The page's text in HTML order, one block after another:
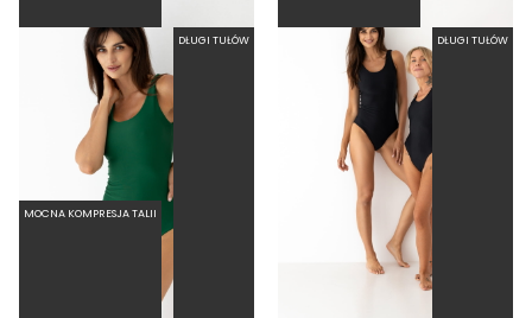
DŁUGI TUŁÓW DŁUGI TUŁÓW
MOCNA KOMPRESJA TALII